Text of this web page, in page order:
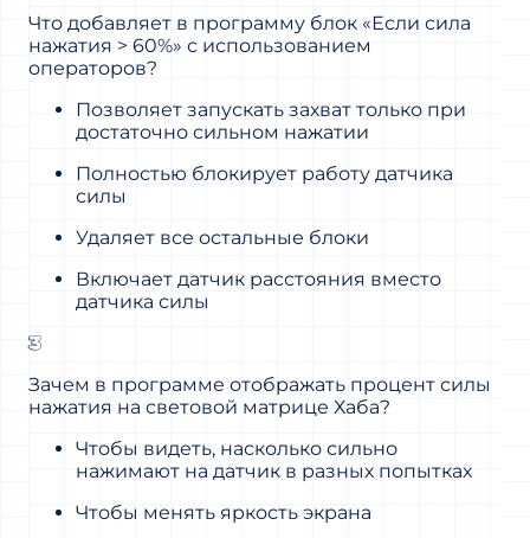
Что добавляет в программу блок «Если сила
нажатия > 60%» с использованием
операторов?
Позволяет запускать захват только при
достаточно сильном нажатии
Полностью блокирует работу датчика
силы
Удаляет все остальные блоки
Включает датчик расстояния вместо
датчика силы
3
Зачем в программе отображать процент силы
нажатия на световой матрице Хаба?
Чтобы видеть, насколько сильно
нажимают на датчик в разных попытках
Чтобы менять яркость экрана